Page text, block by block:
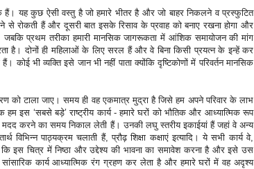
यह कुछ ऐसी वस्तु है जो हमारे भीतर है और जो बाहर निकलने व प्रस्फुटित
से रोकती हैं और दूसरी बात इसके रिसाव के प्रवाह को बनाए रखना होगा और
जबकि प्रथम तरीका हमारी मानसिक जागरूकता में आंशिक समायोजन की मांग
है। दोनों ही महिलाओं के लिए सरल हैं और वे बिना किसी प्रयत्न के इन्हें कर
भी व्यक्ति इसे जान भी नहीं पाता क्योंकि दृष्टिकोणों में परिवर्तन मानसिक
टाला जाए। समय ही वह एकमात्र मुद्रा है जिसे हम अपने परिवार के लाभ
‘सबसे बड़े’ राष्ट्रीय कार्य - हमारे घरों को भौतिक और आध्यात्मिक रूप
करने का समय निकाल लेती हैं। उनकी लघु स्तरीय इकाईयां हैं जहां वे अन्य
पाठ्यक्रम चलाती हैं, प्रौढ़ शिक्षा कक्षाएं इत्यादि। ये सभी कार्य वे,
इस चित्र में निष्ठा और उद्देश्य की भावना का समावेश करना है और इसे उस
सांसारिक कार्य आध्यात्मिक रंग ग्रहण कर लेता है और हमारे घरों में वह अदृश्य